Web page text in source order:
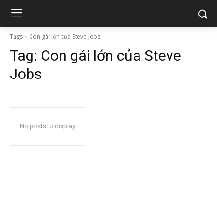
Tags Con gái lớn của Steve Jobs
Tag: Con gái lớn của Steve
Jobs
No posts to display